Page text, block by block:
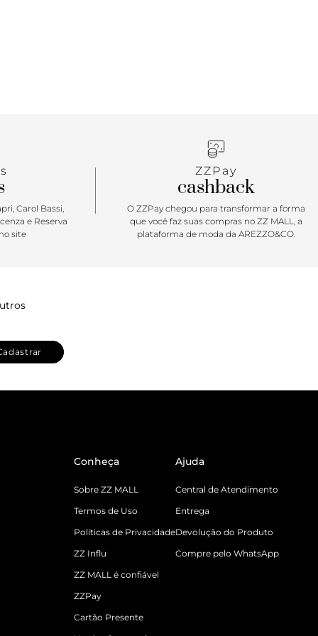
Carol Bassi,
e Reserva
site
ZZPay
cashback
O ZZPay chegou para transformar a forma
que você faz suas compras no ZZ MALL, a
plataforma de moda da AREZZO&CO.
Conheça
Sobre ZZ MALL
Termos de Uso
Políticas de Privacidade
ZZ Influ
ZZ MALL é confiável
ZZPay
Cartão Presente
Ajuda
Central de Atendimento
Entrega
Devolução do Produto
Compre pelo WhatsApp